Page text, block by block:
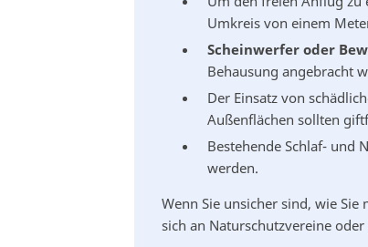
Umkreis von einem
Scheinwerfer oder
Behausung angebracht
Der Einsatz von
Außenflächen sollten
Bestehende Schlaf- und
werden.
Wenn Sie unsicher sind, wie
sich an Naturschutzvereine